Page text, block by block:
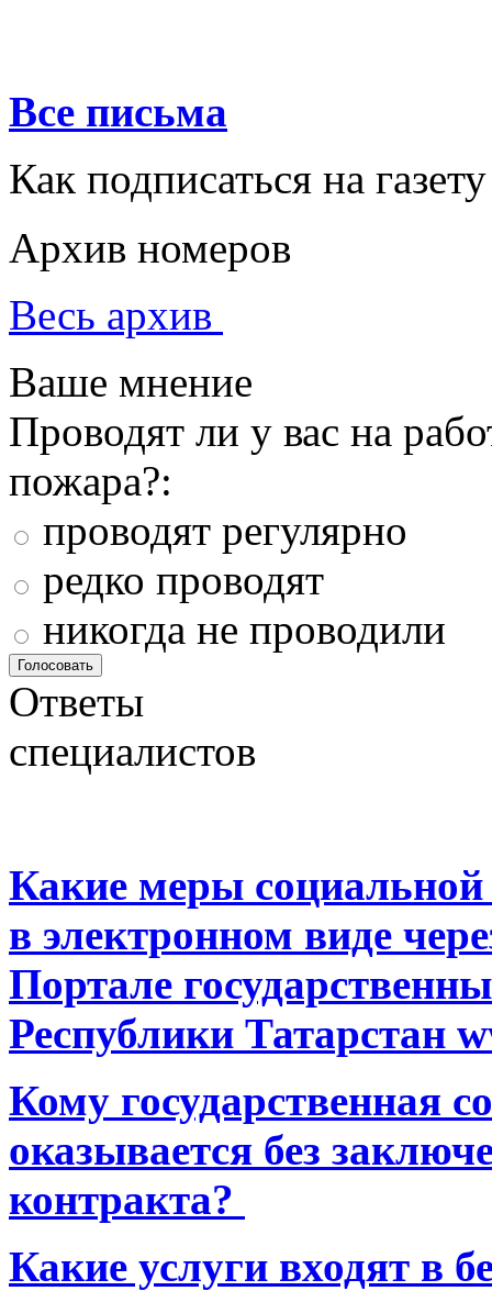
Все письма
Как подписаться на газету
Архив номеров
Весь архив
Ваше мнение
Проводят ли у вас на
пожара?:
проводят регулярно
редко проводят
никогда не проводили
Ответы
специалистов
Какие меры
в электронном виде
Портале
Республики Татарстан
Кому государственная
оказывается без
контракта?
Какие услуги входят в